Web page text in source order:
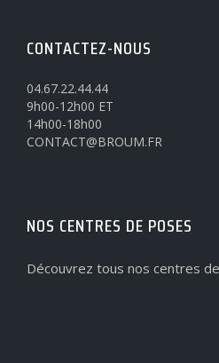
CONTACTEZ-NOUS
04.67.22.44.44
9h00-12h00 ET
14h00-18h00
CONTACT@BROUM.FR
NOS CENTRES DE POSES
Découvrez tous nos centres